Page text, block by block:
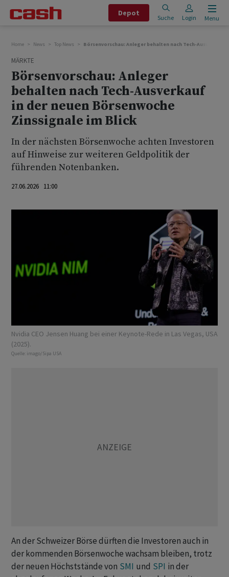
Depot
Suche Login Menu
Home News Top News Börsenvorschau: Anleger behalten nach Tech-Ausverkauf
MÄRKTE
Börsenvorschau: Anleger
behalten nach Tech-Ausverkauf
in der neuen Börsenwoche
Zinssignale im Blick
In der nächsten Börsenwoche achten Investoren
auf Hinweise zur weiteren Geldpolitik der
führenden Notenbanken.
27.06.2026 11:00
Nvidia CEO Jensen Huang bei einer Keynote-Rede in Las Vegas, USA
(2025).
Quelle: imago/Sipa USA
An der Schweizer Börse dürften die Investoren auch in
der kommenden Börsenwoche wachsam bleiben, trotz
der neuen Höchststände von SMI und SPI in der